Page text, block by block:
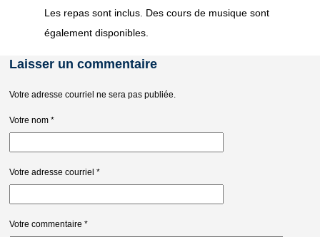
Les repas sont inclus. Des cours de musique sont
également disponibles.
Laisser un commentaire
Votre adresse courriel ne sera pas publiée.
Votre nom *
Votre adresse courriel *
Votre commentaire *